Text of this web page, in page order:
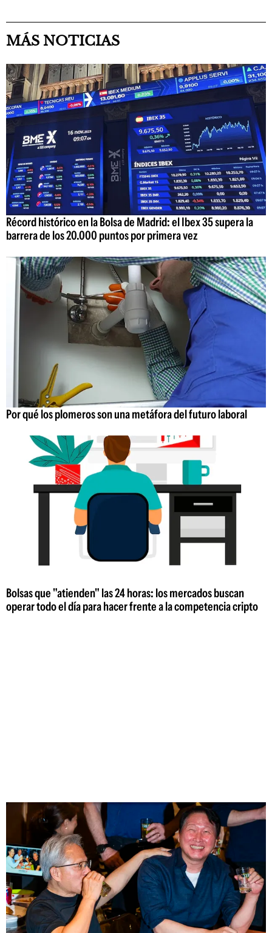
MÁS NOTICIAS
Récord histórico en la Bolsa de Madrid: el Ibex 35 supera la
barrera de los 20.000 puntos por primera vez
Por qué los plomeros son una metáfora del futuro laboral
Bolsas que "atienden" las 24 horas: los mercados buscan
operar todo el día para hacer frente a la competencia cripto